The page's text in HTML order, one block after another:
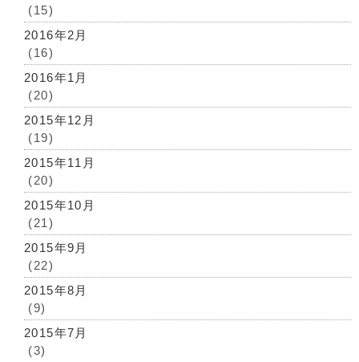
(15)
2016年2月
(16)
2016年1月
(20)
2015年12月
(19)
2015年11月
(20)
2015年10月
(21)
2015年9月
(22)
2015年8月
(9)
2015年7月
(3)